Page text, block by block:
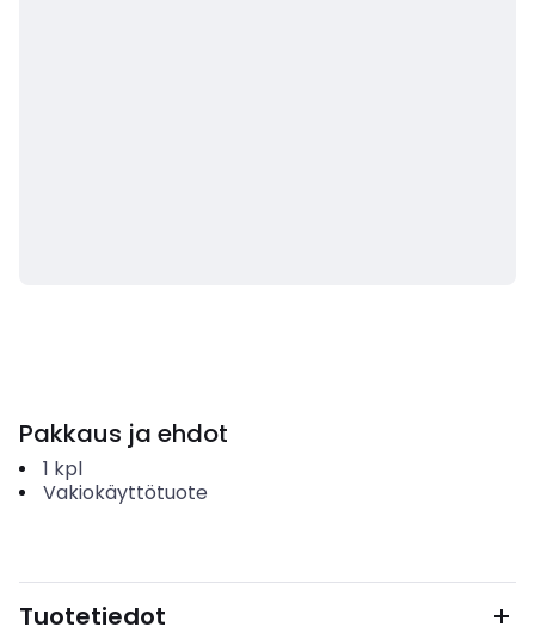
Pakkaus ja ehdot
1 kpl
Vakiokäyttötuote
Tuotetiedot